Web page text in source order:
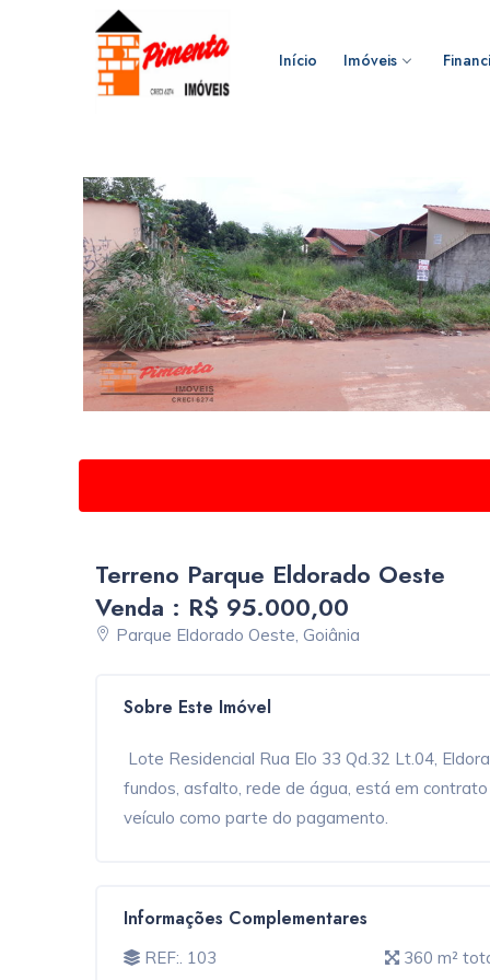
Início Imóveis
Terreno Parque Eldorado Oeste
Venda : R$ 95.000,00
Parque Eldorado Oeste, Goiânia
Sobre Este Imóvel
Lote Residencial Rua Elo 33 Qd.32 Lt.04,
fundos, asfalto, rede de água, está em
veículo como parte do pagamento.
Informações Complementares
REF:. 103 360 m²